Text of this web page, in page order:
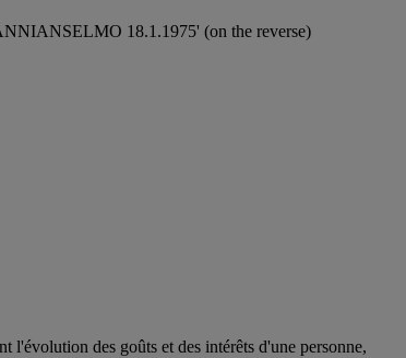
18.1.1975' (on the reverse)
l'évolution des goûts et des intérêts d'une personne,